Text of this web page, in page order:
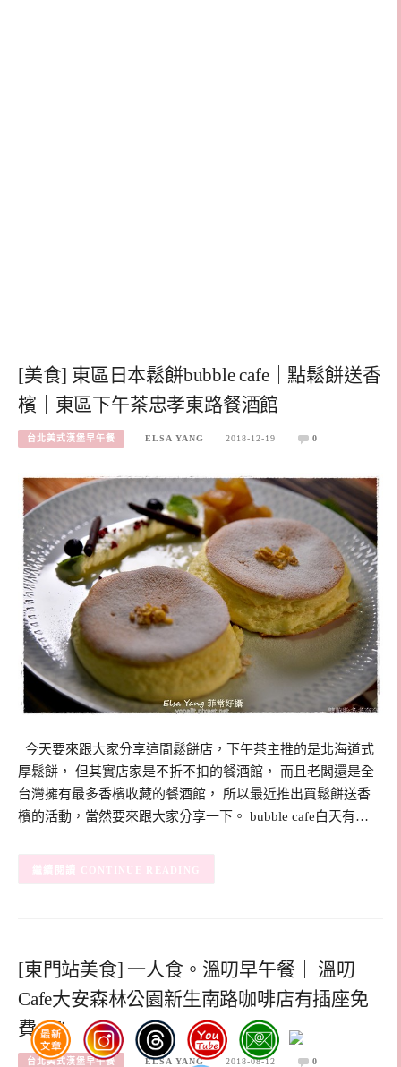
[美食] 東區日本鬆餅bubble cafe｜點鬆餅送香
檳｜東區下午茶忠孝東路餐酒館
台北美式漢堡早午餐 ELSA YANG 2018-12-19 0
今天要來跟大家分享這間鬆餅店，下午茶主推的是北海道式
厚鬆餅， 但其實店家是不折不扣的餐酒館， 而且老闆還是全
台灣擁有最多香檳收藏的餐酒館， 所以最近推出買鬆餅送香
檳的活動，當然要來跟大家分享一下。 bubble cafe白天有…
CONTINUE READING
[東門站美食] 一人食。溫叨早午餐｜ 溫叨
Cafe大安森林公園新生南路咖啡店有插座免
費wifi
台北美式漢堡早午餐 ELSA YANG 2018-08-12 0